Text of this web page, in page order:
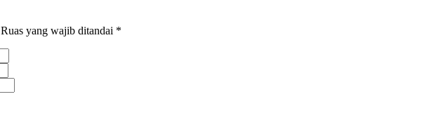
Ruas yang wajib ditandai *